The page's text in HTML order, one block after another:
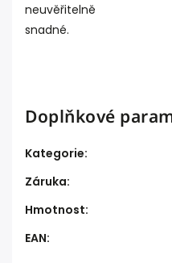
neuvěřitelně
snadné.
Doplňkové
Kategorie:
Záruka:
Hmotnost:
EAN: